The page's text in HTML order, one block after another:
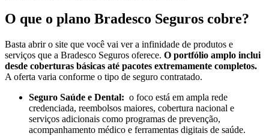
O que o plano Bradesco Seguros cobre?
Basta abrir o site que você vai ver a infinidade de produtos e
serviços que a Bradesco Seguros oferece. O portfólio amplo inclui
desde coberturas básicas até pacotes extremamente completos.
A oferta varia conforme o tipo de seguro contratado.
Seguro Saúde e Dental: o foco está em ampla rede
credenciada, reembolsos maiores, cobertura nacional e
serviços adicionais como programas de prevenção,
acompanhamento médico e ferramentas digitais de saúde.